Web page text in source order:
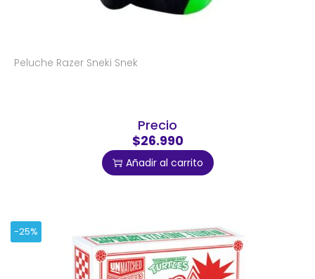
Peluche Razer Sneki Snek
Precio
$26.990
Añadir al carrito
-25%